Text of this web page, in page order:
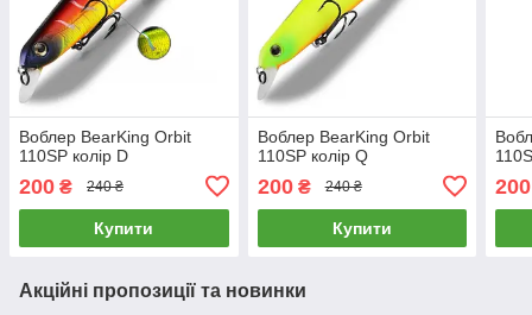
Воблер BearKing Orbit
110SP колір D
200 ₴ 240 ₴
Купити
Воблер BearKing Orbit
110SP колір Q
200₴ 240 ₴
Купити
200
Акційні пропозиції та новинки